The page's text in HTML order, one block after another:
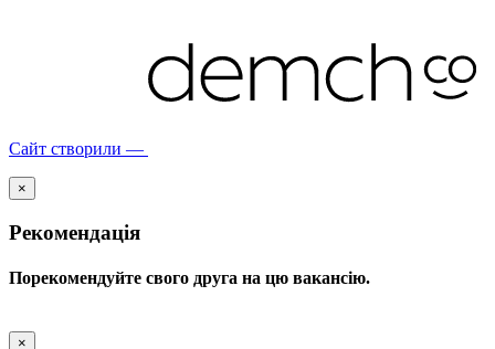
Сайт створили —
×
Рекомендація
Порекомендуйте свого друга на цю вакансію.
×